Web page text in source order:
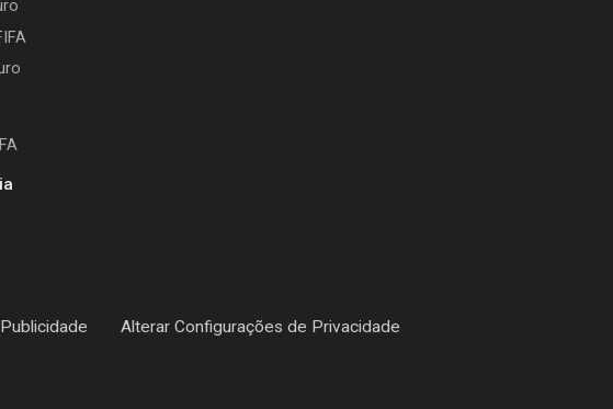
Publicidade Alterar Configurações de Privacidade